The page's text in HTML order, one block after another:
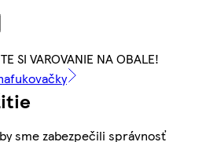
SI VAROVANIE NA OBALE!
sme zabezpečili správnosť